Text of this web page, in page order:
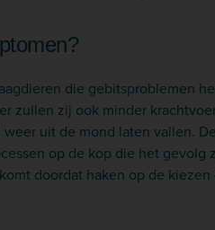
die gebitsproblemen
zullen zij ook minder
uit de mond laten vallen.
op de kop die het
doordat haken op de